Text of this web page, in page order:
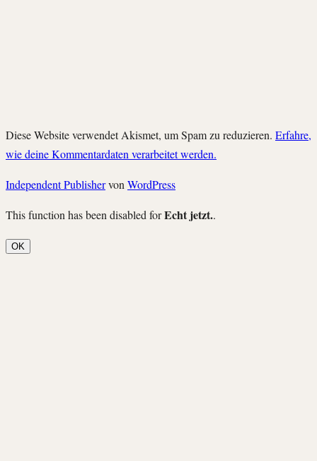
Diese Website verwendet Akismet, um Spam zu reduzieren. Erfahre,
wie deine Kommentardaten verarbeitet werden.
Independent Publishervon WordPress
This function has been disabled forEcht jetzt..
OK